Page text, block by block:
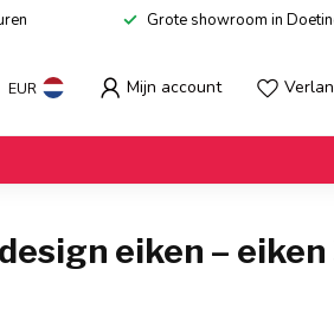
Grote showroom in
EUR Mijn account
eiken –